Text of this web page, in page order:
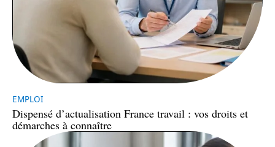
EMPLOI
Dispensé d’actualisation France travail : vos droits et
démarches à connaître